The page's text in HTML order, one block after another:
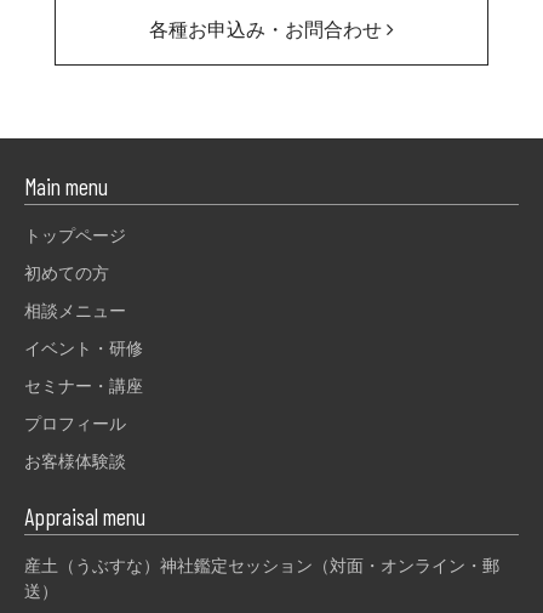
各種お申込み・お問合わせ
Main menu
トップページ
初めての方
相談メニュー
イベント・研修
セミナー・講座
プロフィール
お客様体験談
Appraisal menu
産土（うぶすな）神社鑑定セッション（対面・オンライン・郵
送）